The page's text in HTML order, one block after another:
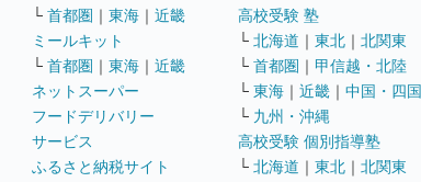
└ 首都圏 ｜ 東海 ｜ 近畿
ミールキット
└ 首都圏 ｜ 東海 ｜ 近畿
ネットスーパー
フードデリバリー
サービス
ふるさと納税サイト
高校受験 塾
└ 北海道 ｜ 東北 ｜ 北関東
└ 首都圏 ｜ 甲信越・北陸
└ 東海 ｜ 近畿 ｜ 中国・四国
└ 九州・沖縄
高校受験 個別指導塾
└ 北海道 ｜ 東北 ｜ 北関東